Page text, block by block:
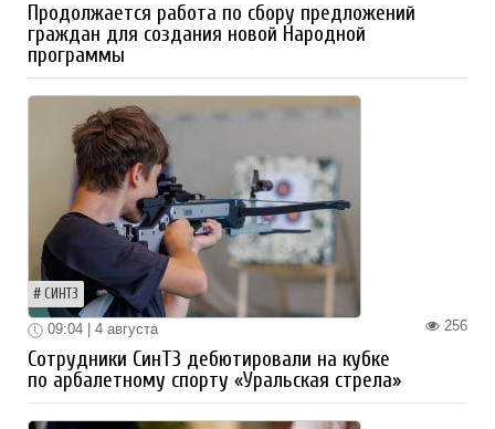
Продолжается работа по сбору предложений
граждан для создания новой Народной
программы
СИНТЗ
256
09:04 | 4 августа
Сотрудники СинТЗ дебютировали на кубке
по арбалетному спорту «Уральская стрела»